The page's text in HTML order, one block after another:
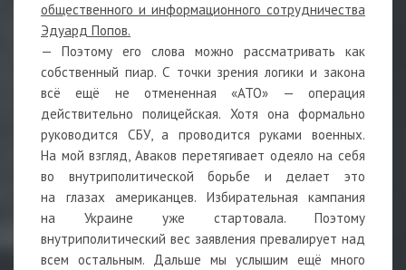
общественного и информационного сотрудничества
Эдуард Попов.
— Поэтому его слова можно рассматривать как
собственный пиар. С точки зрения логики и закона
всё ещё не отмененная «АТО» — операция
действительно полицейская. Хотя она формально
руководится СБУ, а проводится руками военных.
На мой взгляд, Аваков перетягивает одеяло на себя
во внутриполитической борьбе и делает это
на глазах американцев. Избирательная кампания
на Украине уже стартовала. Поэтому
внутриполитический вес заявления превалирует над
всем остальным. Дальше мы услышим ещё много